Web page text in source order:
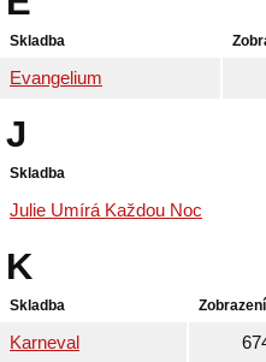
Skladba
Evangelium
J
Skladba
Julie Umírá Každou Noc
K
Skladba Zobrazení
Karneval